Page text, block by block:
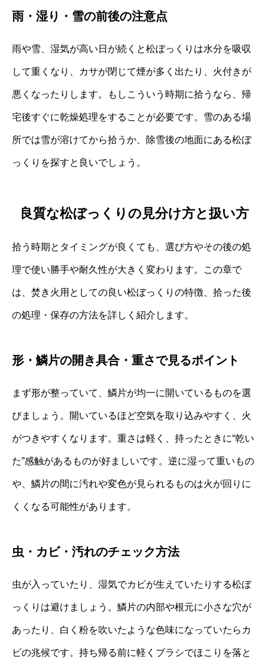
雨・湿り・雪の前後の注意点
雨や雪、湿気が高い日が続くと松ぼっくりは水分を吸収
して重くなり、カサが閉じて煙が多く出たり、火付きが
悪くなったりします。もしこういう時期に拾うなら、帰
宅後すぐに乾燥処理をすることが必要です。雪のある場
所では雪が溶けてから拾うか、除雪後の地面にある松ぼ
っくりを探すと良いでしょう。
良質な松ぼっくりの見分け方と扱い方
拾う時期とタイミングが良くても、選び方やその後の処
理で使い勝手や耐久性が大きく変わります。この章で
は、焚き火用としての良い松ぼっくりの特徴、拾った後
の処理・保存の方法を詳しく紹介します。
形・鱗片の開き具合・重さで見るポイント
まず形が整っていて、鱗片が均一に開いているものを選
びましょう。開いているほど空気を取り込みやすく、火
がつきやすくなります。重さは軽く、持ったときに“乾い
た”感触があるものが好ましいです。逆に湿って重いもの
や、鱗片の間に汚れや変色が見られるものは火が回りに
くくなる可能性があります。
虫・カビ・汚れのチェック方法
虫が入っていたり、湿気でカビが生えていたりする松ぼ
っくりは避けましょう。鱗片の内部や根元に小さな穴が
あったり、白く粉を吹いたような色味になっていたらカ
ビの兆候です。持ち帰る前に軽くブラシでほこりを落と